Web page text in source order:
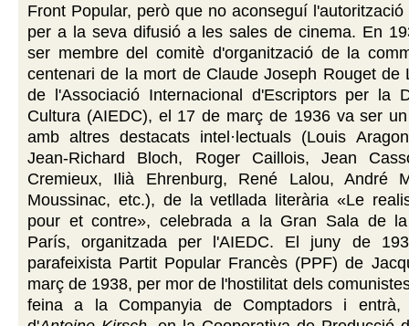
Front Popular, però que no aconseguí l'autorització
per a la seva difusió a les sales de cinema. En
ser membre del comitè d'organització de la
centenari de la mort de Claude Joseph Rouget de
de l'Associació Internacional d'Escriptors per la
Cultura (AIEDC), el 17 de març de 1936 va ser
amb altres destacats intel·lectuals (Louis
Jean-Richard Bloch, Roger Caillois, Jean
Cremieux, Ilià Ehrenburg, René Lalou, André
Moussinac, etc.), de la vetllada literària «Le
pour et contre», celebrada a la Gran Sala de
París, organitzada per l'AIEDC. El juny de
parafeixista Partit Popular Francès (PPF) de
març de 1938, per mor de l'hostilitat dels
feina a la Companyia de Comptadors i